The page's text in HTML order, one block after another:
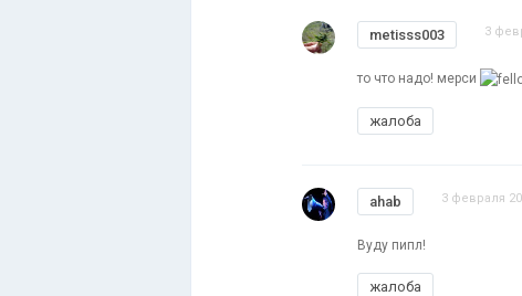
metisss003 3
то что надо! мерси
жалоба
ahab 3 февраля
Вуду пипл!
жалоба